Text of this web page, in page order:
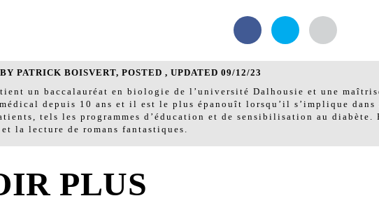
PATRICK BOISVERT, POSTED , UPDATED 09/12/23
un baccalauréat en biologie de l’université Dalhousie et une
depuis 10 ans et il est le plus épanouît lorsqu’il s’implique
tels les programmes d’éducation et de sensibilisation au
la lecture de romans fantastiques.
PLUS